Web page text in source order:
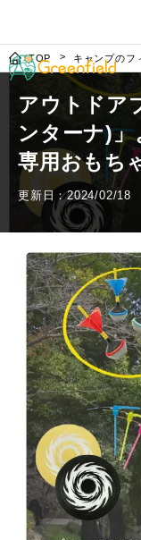
TOP キャンプのフ
アウトドア
ンターナ)」
専用おもち
更新日：2024/02/18